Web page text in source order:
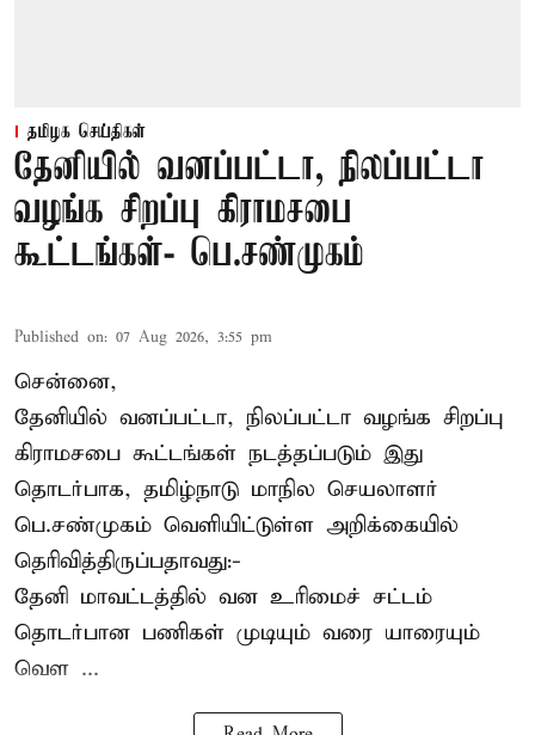
தமிழக செய்திகள்
தேனியில் வனப்பட்டா, நிலப்பட்டா
வழங்க சிறப்பு கிராமசபை
கூட்டங்கள்- பெ.சண்முகம்
Published on: 07 Aug 2026, 3:55 pm
சென்னை,
தேனியில் வனப்பட்டா, நிலப்பட்டா வழங்க சிறப்பு
கிராமசபை கூட்டங்கள் நடத்தப்படும் இது
தொடர்பாக, தமிழ்நாடு மாநில செயலாளர்
பெ.சண்முகம் வெளியிட்டுள்ள அறிக்கையில்
தெரிவித்திருப்பதாவது:-
தேனி மாவட்டத்தில் வன உரிமைச் சட்டம்
தொடர்பான பணிகள் முடியும் வரை யாரையும்
வெள ...